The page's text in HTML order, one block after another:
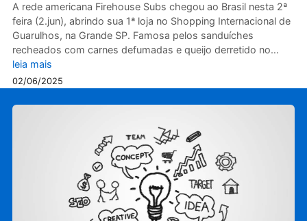
A rede americana Firehouse Subs chegou ao Brasil nesta 2ª
feira (2.jun), abrindo sua 1ª loja no Shopping Internacional de
Guarulhos, na Grande SP. Famosa pelos sanduíches
recheados com carnes defumadas e queijo derretido no…
leia mais
02/06/2025